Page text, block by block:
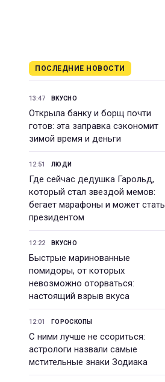
ПОСЛЕДНИЕ НОВОСТИ
13:47 ВКУСНО
Открыла банку и борщ почти
готов: эта заправка сэкономит
зимой время и деньги
12:51 ЛЮДИ
Где сейчас дедушка Гарольд,
который стал звездой мемов:
бегает марафоны и может стать
президентом
12:22 ВКУСНО
Быстрые маринованные
помидоры, от которых
невозможно оторваться:
настоящий взрыв вкуса
12:01 ГОРОСКОПЫ
С ними лучше не ссориться:
астрологи назвали самые
мстительные знаки Зодиака